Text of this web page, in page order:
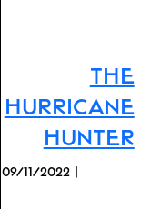
The
Hurricane
Hunter
09/11/2022 |